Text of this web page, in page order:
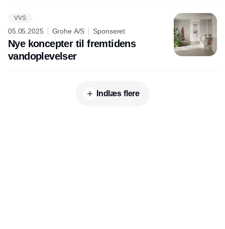
VVS
05.05.2025 Grohe A/S Sponseret
Nye koncepter til fremtidens
vandoplevelser
Indlæs flere